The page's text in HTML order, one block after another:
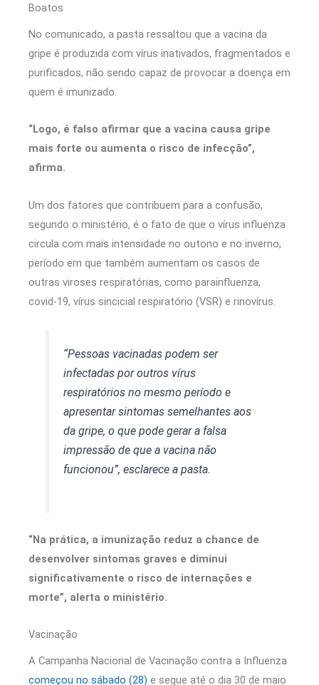
Boatos
No comunicado, a pasta ressaltou que a vacina da
gripe é produzida com vírus inativados, fragmentados e
purificados, não sendo capaz de provocar a doença em
quem é imunizado.
“Logo, é falso afirmar que a vacina causa gripe
mais forte ou aumenta o risco de infecção”,
afirma.
Um dos fatores que contribuem para a confusão,
segundo o ministério, é o fato de que o vírus influenza
circula com mais intensidade no outono e no inverno,
período em que também aumentam os casos de
outras viroses respiratórias, como parainfluenza,
covid-19, vírus sincicial respiratório (VSR) e rinovírus.
“Pessoas vacinadas podem ser
infectadas por outros vírus
respiratórios no mesmo período e
apresentar sintomas semelhantes aos
da gripe, o que pode gerar a falsa
impressão de que a vacina não
funcionou”, esclarece a pasta.
“Na prática, a imunização reduz a chance de
desenvolver sintomas graves e diminui
significativamente o risco de internações e
morte”, alerta o ministério.
Vacinação
A Campanha Nacional de Vacinação contra a Influenza
começou no sábado (28) e segue até o dia 30 de maio